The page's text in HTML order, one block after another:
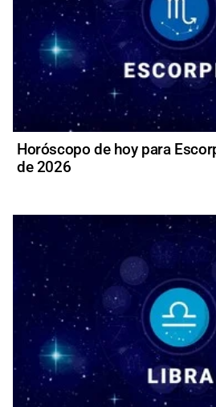
Horóscopo de hoy para
de 2026